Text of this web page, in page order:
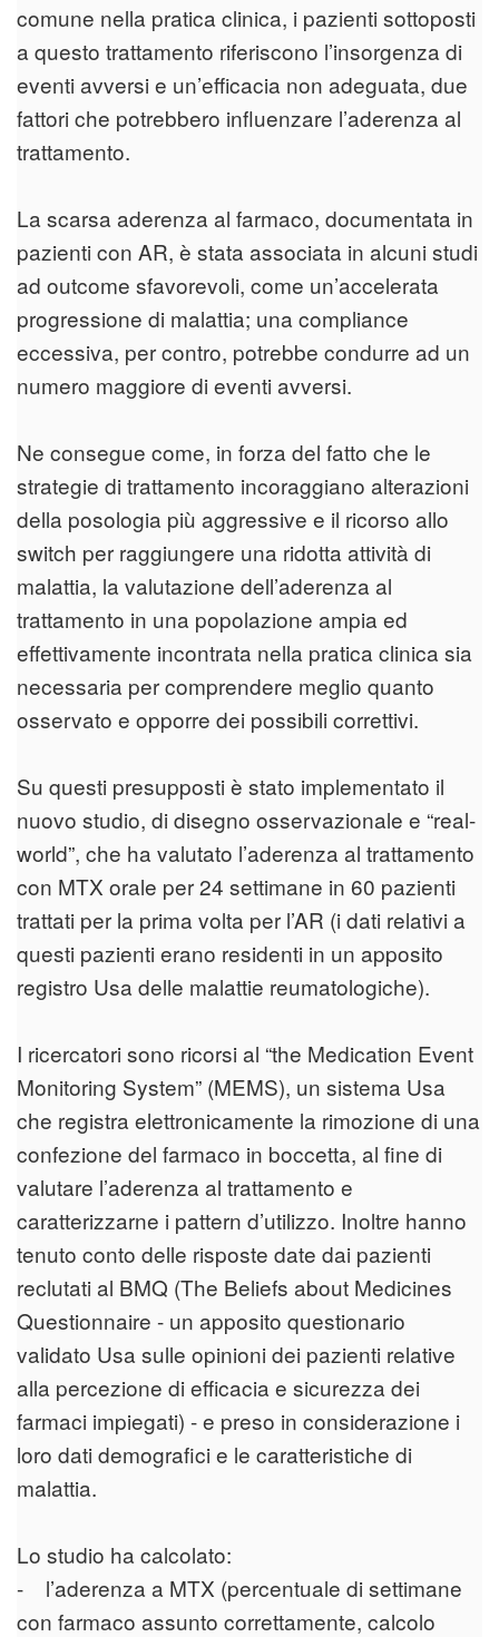
comune nella pratica clinica, i pazienti sottoposti
a questo trattamento riferiscono l’insorgenza di
eventi avversi e un’efficacia non adeguata, due
fattori che potrebbero influenzare l’aderenza al
trattamento.
La scarsa aderenza al farmaco, documentata in
pazienti con AR, è stata associata in alcuni studi
ad outcome sfavorevoli, come un’accelerata
progressione di malattia; una compliance
eccessiva, per contro, potrebbe condurre ad un
numero maggiore di eventi avversi.
Ne consegue come, in forza del fatto che le
strategie di trattamento incoraggiano alterazioni
della posologia più aggressive e il ricorso allo
switch per raggiungere una ridotta attività di
malattia, la valutazione dell’aderenza al
trattamento in una popolazione ampia ed
effettivamente incontrata nella pratica clinica sia
necessaria per comprendere meglio quanto
osservato e opporre dei possibili correttivi.
Su questi presupposti è stato implementato il
nuovo studio, di disegno osservazionale e “real-
world”, che ha valutato l’aderenza al trattamento
con MTX orale per 24 settimane in 60 pazienti
trattati per la prima volta per l’AR (i dati relativi a
questi pazienti erano residenti in un apposito
registro Usa delle malattie reumatologiche).
I ricercatori sono ricorsi al “the Medication Event
Monitoring System” (MEMS), un sistema Usa
che registra elettronicamente la rimozione di una
confezione del farmaco in boccetta, al fine di
valutare l’aderenza al trattamento e
caratterizzarne i pattern d’utilizzo. Inoltre hanno
tenuto conto delle risposte date dai pazienti
reclutati al BMQ (The Beliefs about Medicines
Questionnaire - un apposito questionario
validato Usa sulle opinioni dei pazienti relative
alla percezione di efficacia e sicurezza dei
farmaci impiegati) - e preso in considerazione i
loro dati demografici e le caratteristiche di
malattia.
Lo studio ha calcolato:
- l’aderenza a MTX (percentuale di settimane
con farmaco assunto correttamente, calcolo